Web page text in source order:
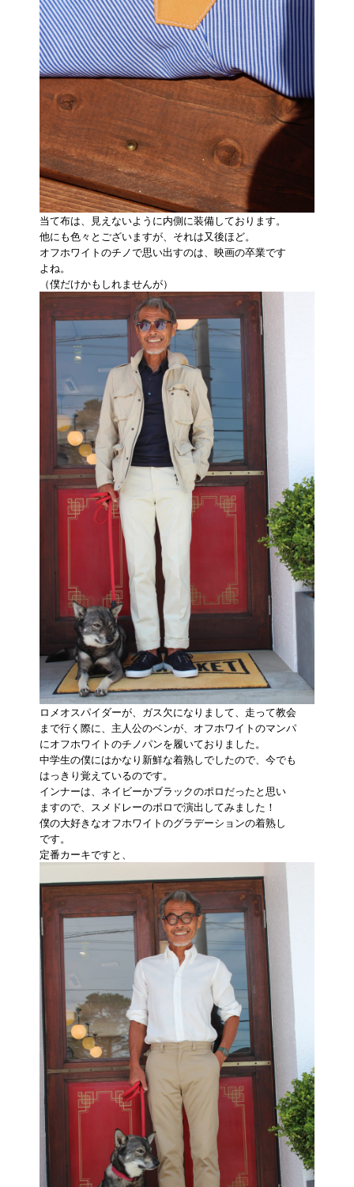
当て布は、見えないように内側に装備しております。
他にも色々とございますが、それは又後ほど。
オフホワイトのチノで思い出すのは、映画の卒業です
よね。
（僕だけかもしれませんが）
ロメオスパイダーが、ガス欠になりまして、走って教会
まで行く際に、主人公のベンが、オフホワイトのマンパ
にオフホワイトのチノパンを履いておりました。
中学生の僕にはかなり新鮮な着熟しでしたので、今でも
はっきり覚えているのです。
インナーは、ネイビーかブラックのポロだったと思い
ますので、スメドレーのポロで演出してみました！
僕の大好きなオフホワイトのグラデーションの着熟し
です。
定番カーキですと、